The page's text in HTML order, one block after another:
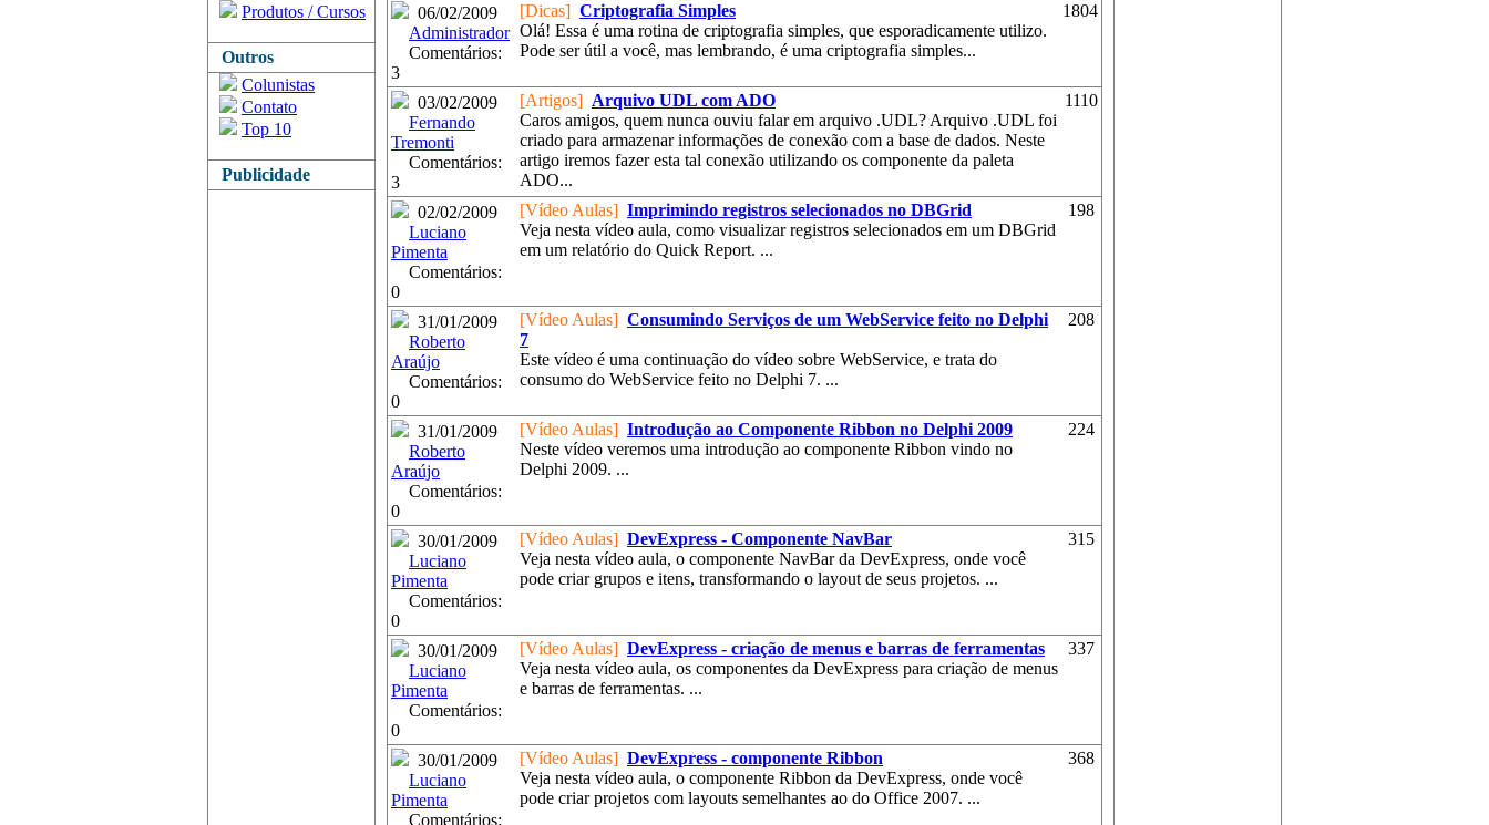
Produtos / Cursos
Outros
Colunistas
Contato
Top 10
Publicidade
06/02/2009
Administrador
Comentários:
3
[Dicas] Criptografia Simples
Olá! Essa é uma rotina de criptografia simples, que esporadicamente utilizo.
Pode ser útil a você, mas lembrando, é uma criptografia simples...
1804
03/02/2009
Fernando
Tremonti
Comentários:
3
[Artigos] Arquivo UDL com ADO
Caros amigos, quem nunca ouviu falar em arquivo .UDL? Arquivo .UDL foi
criado para armazenar informações de conexão com a base de dados. Neste
artigo iremos fazer esta tal conexão utilizando os componente da paleta
ADO...
1110
02/02/2009
Luciano
Pimenta
Comentários:
0
[Vídeo Aulas] Imprimindo registros selecionados no DBGrid
Veja nesta vídeo aula, como visualizar registros selecionados em um DBGrid
em um relatório do Quick Report. ...
198
31/01/2009
Roberto
Araújo
Comentários:
0
[Vídeo Aulas] Consumindo Serviços de um WebService feito no Delphi
7
Este vídeo é uma continuação do vídeo sobre WebService, e trata do
consumo do WebService feito no Delphi 7. ...
208
31/01/2009
Roberto
Araújo
Comentários:
0
[Vídeo Aulas] Introdução ao Componente Ribbon no Delphi 2009
Neste vídeo veremos uma introdução ao componente Ribbon vindo no
Delphi 2009. ...
224
30/01/2009
Luciano
Pimenta
Comentários:
0
[Vídeo Aulas] DevExpress - Componente NavBar
Veja nesta vídeo aula, o componente NavBar da DevExpress, onde você
pode criar grupos e itens, transformando o layout de seus projetos. ...
315
30/01/2009
Luciano
Pimenta
Comentários:
0
[Vídeo Aulas] DevExpress - criação de menus e barras de ferramentas
Veja nesta vídeo aula, os componentes da DevExpress para criação de menus
e barras de ferramentas. ...
337
30/01/2009
Luciano
Pimenta
Comentários:
[Vídeo Aulas] DevExpress - componente Ribbon
Veja nesta vídeo aula, o componente Ribbon da DevExpress, onde você
pode criar projetos com layouts semelhantes ao do Office 2007. ...
368